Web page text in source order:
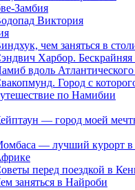
Замбия
Виктория
чем заняться в
Харбор.
вдоль Атлантического
Город с
по Намибии
— город моей
— лучший курорт в
перед поездкой в
заняться в Найроби